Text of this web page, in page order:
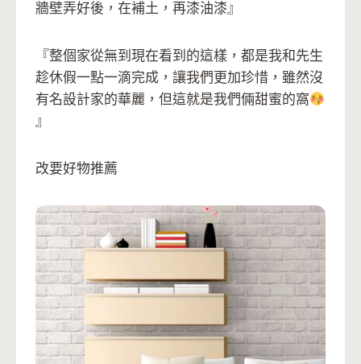
牆壁弄好後，在補土，再漆油漆』
『整個家從無到現在看到的這樣，都是我和先生
趁休假一點一滴完成，讓我們更加珍惜，雖然沒
有名設計家的華麗，但這就是我們倆甜蜜的窩
』
改要好物推薦